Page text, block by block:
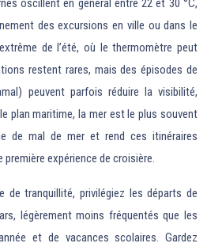
oscillent en général entre 22 et 30 °C,
des excursions en ville ou dans le
de l’été, où le thermomètre peut
restent rares, mais des épisodes de
peuvent parfois réduire la visibilité,
plan maritime, la mer est le plus souvent
de mal de mer et rend ces itinéraires
expérience de croisière.
de tranquillité, privilégiez les départs de
légèrement moins fréquentés que les
et de vacances scolaires. Gardez